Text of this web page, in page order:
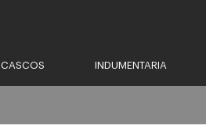
CASCOS INDUMENTARIA